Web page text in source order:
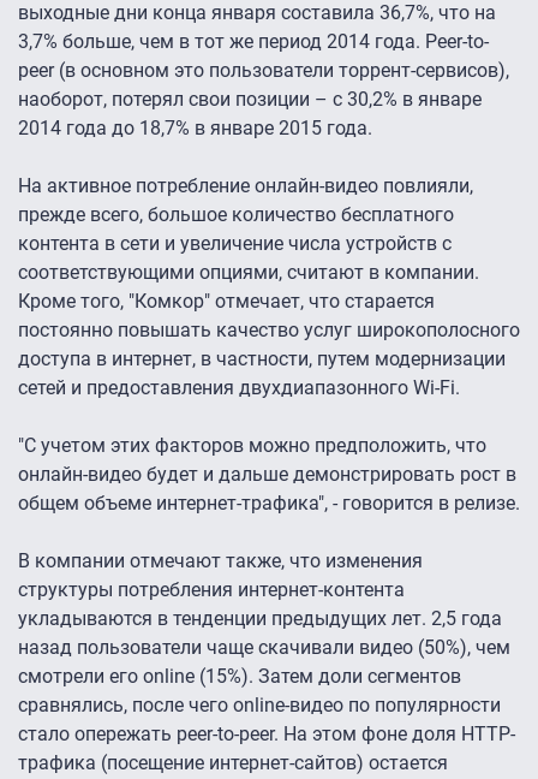
выходные дни конца января составила 36,7%, что на
3,7% больше, чем в тот же период 2014 года. Peer-to-
peer (в основном это пользователи торрент-сервисов),
наоборот, потерял свои позиции – с 30,2% в январе
2014 года до 18,7% в январе 2015 года.
На активное потребление онлайн-видео повлияли,
прежде всего, большое количество бесплатного
контента в сети и увеличение числа устройств с
соответствующими опциями, считают в компании.
Кроме того, "Комкор" отмечает, что старается
постоянно повышать качество услуг широкополосного
доступа в интернет, в частности, путем модернизации
сетей и предоставления двухдиапазонного Wi-Fi.
"С учетом этих факторов можно предположить, что
онлайн-видео будет и дальше демонстрировать рост в
общем объеме интернет-трафика", - говорится в релизе.
В компании отмечают также, что изменения
структуры потребления интернет-контента
укладываются в тенденции предыдущих лет. 2,5 года
назад пользователи чаще скачивали видео (50%), чем
смотрели его online (15%). Затем доли сегментов
сравнялись, после чего online-видео по популярности
стало опережать peer-to-peer. На этом фоне доля HTTP-
трафика (посещение интернет-сайтов) остается